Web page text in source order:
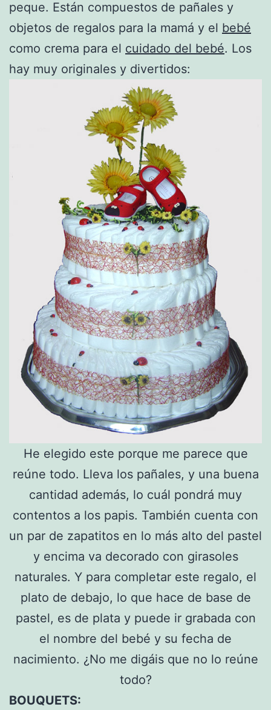
peque. Están compuestos de pañales y
objetos de regalos para la mamá y el bebé
como crema para el cuidado del bebé. Los
hay muy originales y divertidos:
He elegido este porque me parece que
reúne todo. Lleva los pañales, y una buena
cantidad además, lo cuál pondrá muy
contentos a los papis. También cuenta con
un par de zapatitos en lo más alto del pastel
y encima va decorado con girasoles
naturales. Y para completar este regalo, el
plato de debajo, lo que hace de base de
pastel, es de plata y puede ir grabada con
el nombre del bebé y su fecha de
nacimiento. ¿No me digáis que no lo reúne
todo?
BOUQUETS: